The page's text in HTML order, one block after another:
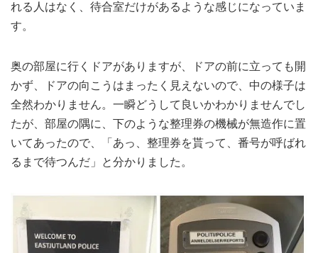
れる人はなく、待合室だけがあるような感じになっていま
す。
奥の部屋に行くドアがありますが、ドアの前に立っても開
かず、ドアの向こうはまったく見えないので、中の様子は
全然わかりません。一瞬どうして良いかわかりませんでし
たが、部屋の隅に、下のような整理券の機械が無造作に置
いてあったので、「あっ、整理券を貰って、番号が呼ばれ
るまで待つんだ」と分かりました。